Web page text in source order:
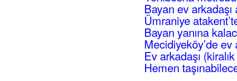
Bayan ev arkadaşı
Ümraniye
Bayan yanına
Mecidiyeköy’de ev
Ev arkadaşı
Hemen